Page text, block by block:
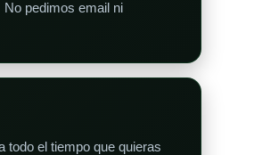
pedimos email ni
todo el tiempo que quieras